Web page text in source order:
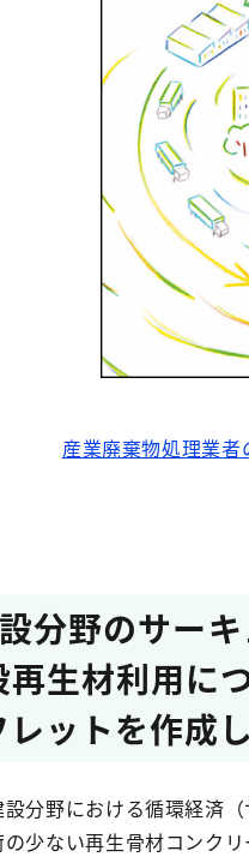
産業廃棄物処理業
分野のサー
再生材利用に
レットを作成
分野における循環経済
少ない再生骨材コンク